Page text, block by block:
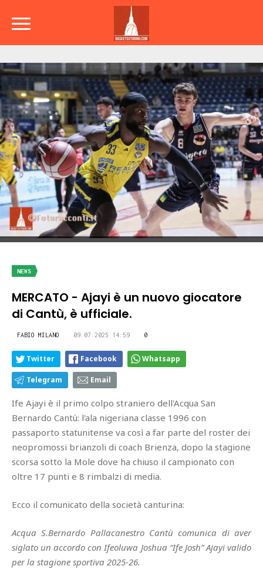
NEWS
MERCATO - Ajayi è un nuovo giocatore
di Cantù, è ufficiale.
FABIO MILANO 09.07.2025 14:59 0
Twitter Facebook Whatsapp
Telegram Email
Ife Ajayi è il primo colpo straniero dell'Acqua San
Bernardo Cantù: l'ala nigeriana classe 1996 con
passaporto statunitense va così a far parte del roster dei
neopromossi brianzoli di coach Brienza, dopo la stagione
scorsa sotto la Mole dove ha chiuso il campionato con
oltre 17 punti e 8 rimbalzi di media.
Ecco il comunicato della società canturina:
Acqua S.Bernardo Pallacanestro Cantù comunica di aver
siglato un accordo con Ifeoluwa Joshua “Ife Josh” Ajayi valido
per la stagione sportiva 2025-26.